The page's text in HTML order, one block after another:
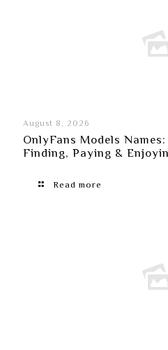
August 8, 2026
OnlyFans Models
Finding, Paying &
Read more